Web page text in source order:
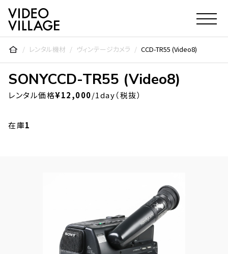
Video Village Inc.
レンタル機材 ヴィンテージカメラ CCD-TR55 (Video8)
SONYCCD-TR55 (Video8)
レンタル価格¥12,000/1day（税抜）
在庫1